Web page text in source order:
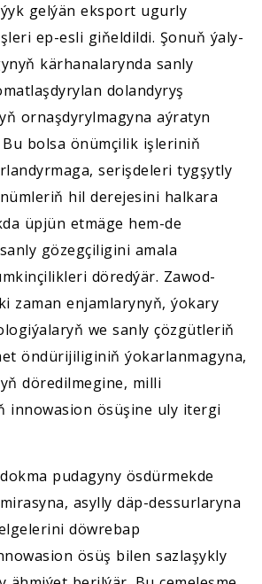
gelýän eksport ugurly
ep-esli giňeldildi. Şonuň ýaly-
kärhanalarynda sanly
dolandyryş
ornaşdyrylmagyna aýratyn
bolsa önümçilik işleriniň
serişdeleri tygşytly
hil derejesini halkara
üpjün etmäge hem-de
gözegçiligini amala
döredýär. Zawod-
zaman enjamlarynyň, ýokary
we sanly çözgütleriň
öndürijiliginiň ýokarlanmagyna,
döredilmegine, milli
innowasion ösüşine uly itergi
pudagyny ösdürmekde
asylly däp-dessurlaryna
döwrebap
ösüş bilen sazlaşykly